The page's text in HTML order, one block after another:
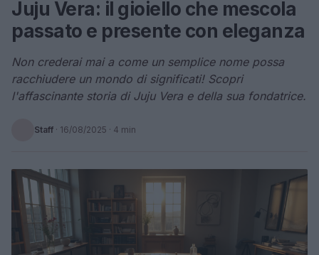
Juju Vera: il gioiello che mescola
passato e presente con eleganza
Non crederai mai a come un semplice nome possa
racchiudere un mondo di significati! Scopri
l'affascinante storia di Juju Vera e della sua fondatrice.
Staff · 16/08/2025 · 4 min